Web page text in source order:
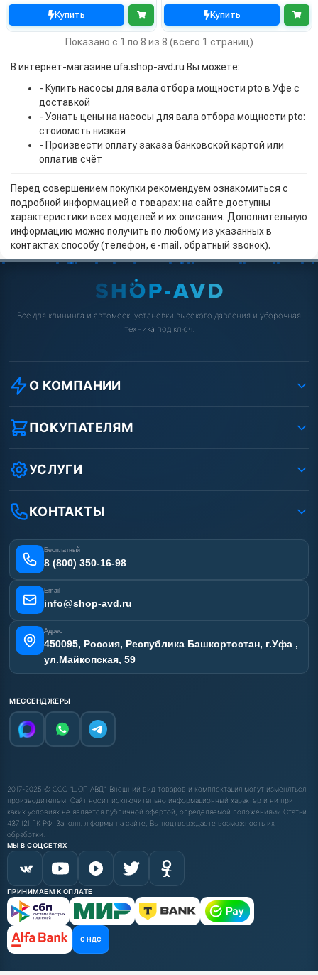
Купить Купить
Показано с 1 по 8 из 8 (всего 1 страниц)
В интернет-магазине ufa.shop-avd.ru Вы можете:
- Купить насосы для вала отбора мощности pto в Уфе с
доставкой
- Узнать цены на насосы для вала отбора мощности pto:
стоиомсть низкая
- Произвести оплату заказа банковской картой или
оплатив счёт
Перед совершением покупки рекомендуем ознакомиться с
подробной информацией о товарах: на сайте доступны
характеристики всех моделей и их описания. Дополнительную
информацию можно получить по любому из указанных в
контактах способу (телефон, e-mail, обратный звонок).
Всё для клининга и автомоек: установки высокого давления и уборочная
техника под ключ.
О КОМПАНИИ
О компании
Реквизиты ООО «Шоп АВД»
Защита данных клиента
Условия соглашения
Вакансии
Статьи
ПОКУПАТЕЛЯМ
Как заказать?
Оплата
Доставка
Лизинг
Получить скидку
УСЛУГИ
Ремонт АВД
Сертификаты
Наши работы
Отзывы наших клиентов
Карта сайта
КОНТАКТЫ
Бесплатный
8 (800) 350-16-98
Email
info@shop-avd.ru
Адрес
450095, Россия, Республика Башкортостан, г.Уфа ,
ул.Майкопская, 59
МЕССЕНДЖЕРЫ
2017-2025 © ООО "ШОП АВД". Внешний вид товаров и комплектация могут изменяться
производителем. Сайт носит исключительно информационный характер и ни при
каких условиях не является публичной офертой, определяемой положениями Статьи
437 (2) ГК РФ. Заполняя формы на сайте, Вы подтверждаете возможность их
обработки.
МЫ В СОЦСЕТЯХ
ПРИНИМАЕМ К ОПЛАТЕ
С НДС